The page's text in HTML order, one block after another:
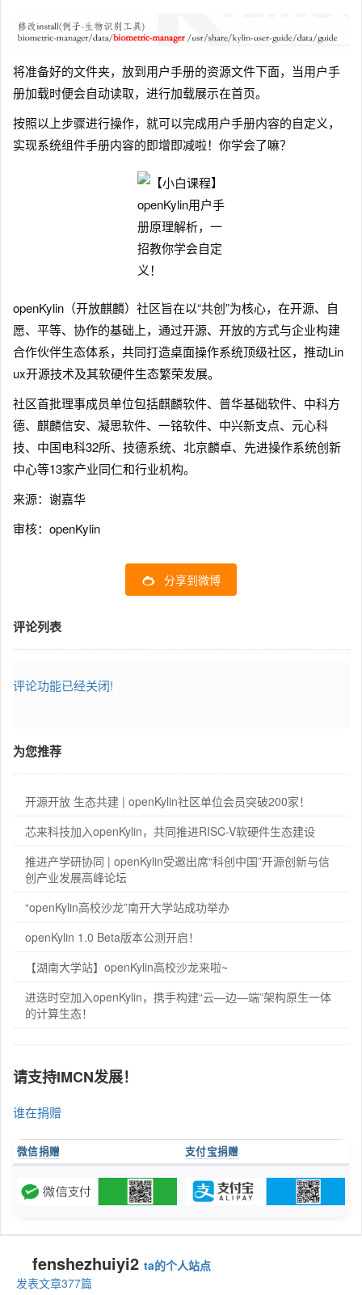
将准备好的文件夹，放到用户手册的资源文件下面，当用户手
册加载时便会自动读取，进行加载展示在首页。
按照以上步骤进行操作，就可以完成用户手册内容的自定义，
实现系统组件手册内容的即增即减啦！你学会了嘛？
openKylin（开放麒麟）社区旨在以“共创”为核心，在开源、自
愿、平等、协作的基础上，通过开源、开放的方式与企业构建
合作伙伴生态体系，共同打造桌面操作系统顶级社区，推动Lin
ux开源技术及其软硬件生态繁荣发展。
社区首批理事成员单位包括麒麟软件、普华基础软件、中科方
德、麒麟信安、凝思软件、一铭软件、中兴新支点、元心科
技、中国电科32所、技德系统、北京麟卓、先进操作系统创新
中心等13家产业同仁和行业机构。
来源：谢嘉华
审核：openKylin
分享到微博
评论列表
评论功能已经关闭!
为您推荐
开源开放 生态共建 | openKylin社区单位会员突破200家！
芯来科技加入openKylin，共同推进RISC-V软硬件生态建设
推进产学研协同 | openKylin受邀出席“科创中国”开源创新与信
创产业发展高峰论坛
“openKylin高校沙龙”南开大学站成功举办
openKylin 1.0 Beta版本公测开启！
【湖南大学站】openKylin高校沙龙来啦~
进迭时空加入openKylin，携手构建“云—边—端”架构原生一体
的计算生态！
请支持IMCN发展！
谁在捐赠
微信捐赠 支付宝捐赠
fenshezhuiyi2 ta的个人站点
发表文章377篇